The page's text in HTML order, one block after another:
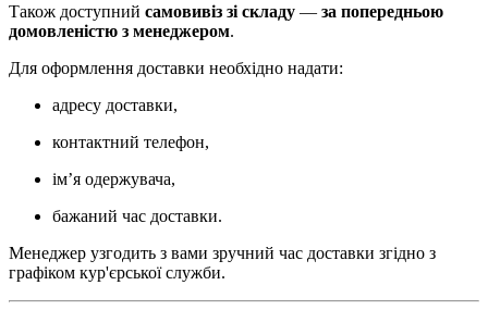
Також доступний самовивіз зі складу — за попередньою
домовленістю з менеджером.
Для оформлення доставки необхідно надати:
адресу доставки,
контактний телефон,
ім’я одержувача,
бажаний час доставки.
Менеджер узгодить з вами зручний час доставки згідно з
графіком кур'єрської служби.